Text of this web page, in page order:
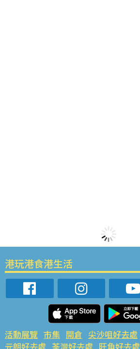
港玩港食港生活
活動展覽 市集 開倉 尖沙咀好去處
元朗好去處 荃灣好去處 旺角好去處